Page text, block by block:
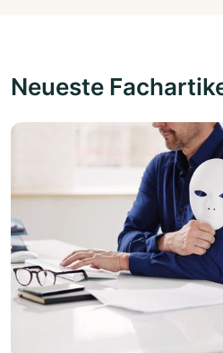
Neueste